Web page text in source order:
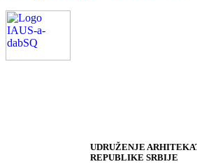
UDRUŽENJE
REPUBLIKE SRBIJE